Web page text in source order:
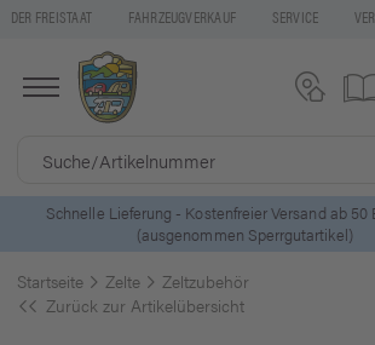
DER FREISTAAT FAHRZEUGVERKAUF SERVICE
5 Euro Gutschein* bei Newsletter-
Startseite Zelte
Zeltzubehör
Zurück zur Artikelübersicht